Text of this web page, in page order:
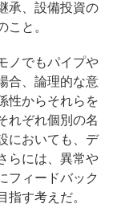
承、設備投資の
と。
ノでもパイプや
合、論理的な意
性からそれらを
れぞれ個別の名
においても、デ
らには、異常や
フィードバック
す考えだ。